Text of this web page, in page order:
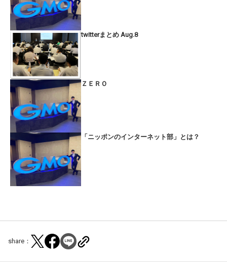
twitterまとめ Aug.8
ＺＥＲＯ
「ニッポンのインターネット部」とは？
share：